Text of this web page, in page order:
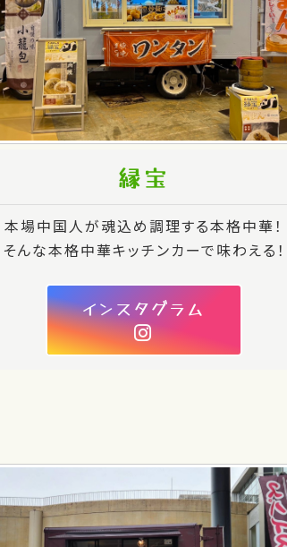
縁宝
本場中国人が魂込め調理する本格中華！
そんな本格中華キッチンカーで味わえる！
インスタグラム